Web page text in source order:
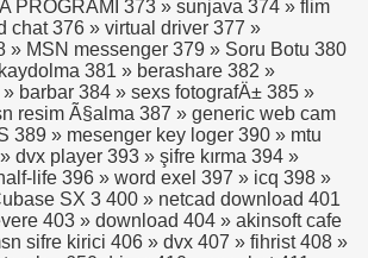
PROGRAMI 373 » sunjava 374 » flim
chat 376 » virtual driver 377 »
» MSN messenger 379 » Soru Botu 380
381 » berashare 382 »
barbar 384 » sexs fotografÄ± 385 »
resim Ã§alma 387 » generic web cam
389 » mesenger key loger 390 » mtu
dvx player 393 » şifre kırma 394 »
life 396 » word exel 397 » icq 398 »
SX 3 400 » netcad download 401
403 » download 404 » akinsoft cafe
sifre kirici 406 » dvx 407 » fihrist 408 »